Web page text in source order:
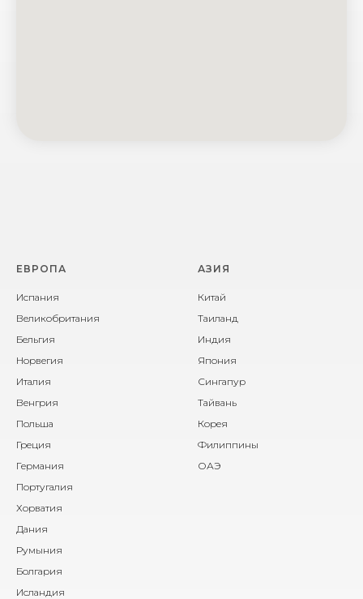
ЕВРОПА
Испания
Великобритания
Бельгия
Норвегия
Италия
Венгрия
Польша
Греция
Германия
Португалия
Хорватия
Дания
Румыния
Болгария
Исландия
АЗИЯ
Китай
Таиланд
Индия
Япония
Сингапур
Тайвань
Корея
Филиппины
ОАЭ